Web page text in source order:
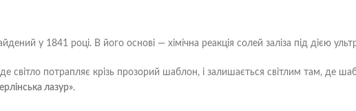
у 1841 році. В його основі — хімічна реакція солей заліза під дією
світло потрапляє крізь прозорий шаблон, і залишається світлим там, де
лазур».